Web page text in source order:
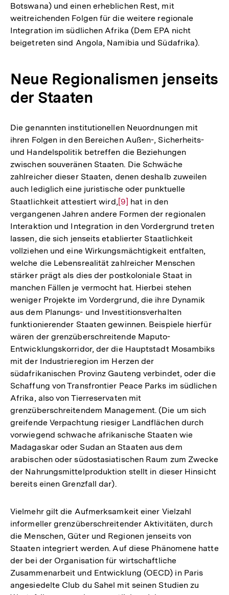
Botswana) und einen erheblichen Rest, mit
weitreichenden Folgen für die weitere regionale
Integration im südlichen Afrika (Dem EPA nicht
beigetreten sind Angola, Namibia und Südafrika).
Neue Regionalismen jenseits
der Staaten
Die genannten institutionellen Neuordnungen mit
ihren Folgen in den Bereichen Außen-, Sicherheits-
und Handelspolitik betreffen die Beziehungen
zwischen souveränen Staaten. Die Schwäche
zahlreicher dieser Staaten, denen deshalb zuweilen
auch lediglich eine juristische oder punktuelle
Staatlichkeit attestiert wird,Zur
Auflösung
der
Fußnote
[9] hat in den
vergangenen Jahren andere Formen der regionalen
Interaktion und Integration in den Vordergrund treten
lassen, die sich jenseits etablierter Staatlichkeit
vollziehen und eine Wirkungsmächtigkeit entfalten,
welche die Lebensrealität zahlreicher Menschen
stärker prägt als dies der postkoloniale Staat in
manchen Fällen je vermocht hat. Hierbei stehen
weniger Projekte im Vordergrund, die ihre Dynamik
aus dem Planungs- und Investitionsverhalten
funktionierender Staaten gewinnen. Beispiele hierfür
wären der grenzüberschreitende Maputo-
Entwicklungskorridor, der die Hauptstadt Mosambiks
mit der Industrieregion im Herzen der
südafrikanischen Provinz Gauteng verbindet, oder die
Schaffung von Transfrontier Peace Parks im südlichen
Afrika, also von Tierreservaten mit
grenzüberschreitendem Management. (Die um sich
greifende Verpachtung riesiger Landflächen durch
vorwiegend schwache afrikanische Staaten wie
Madagaskar oder Sudan an Staaten aus dem
arabischen oder südostasiatischen Raum zum Zwecke
der Nahrungsmittelproduktion stellt in dieser Hinsicht
bereits einen Grenzfall dar).
Vielmehr gilt die Aufmerksamkeit einer Vielzahl
informeller grenzüberschreitender Aktivitäten, durch
die Menschen, Güter und Regionen jenseits von
Staaten integriert werden. Auf diese Phänomene hatte
der bei der Organisation für wirtschaftliche
Zusammenarbeit und Entwicklung (OECD) in Paris
angesiedelte Club du Sahel mit seinen Studien zu